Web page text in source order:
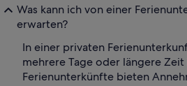
Was kann ich von einer
erwarten?
In einer privaten
mehrere Tage oder längere
Ferienunterkünfte bieten